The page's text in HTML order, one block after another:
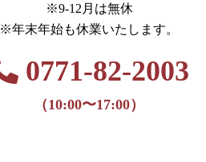
※9-12月は無休
※年末年始も休業いたします。
0771-82-2003
（10:00〜17:00）